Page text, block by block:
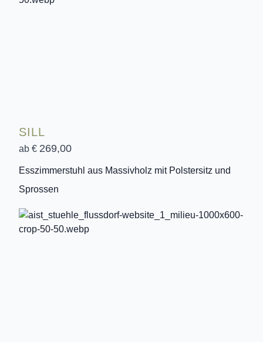
SILL
ab € 269,00
Esszimmerstuhl aus Massivholz mit Polstersitz und
Sprossen